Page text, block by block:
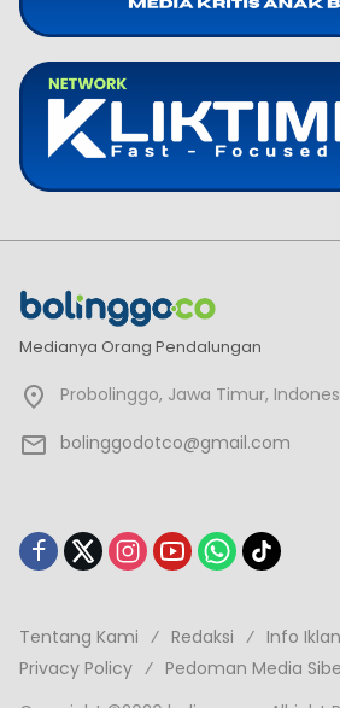
Medianya Orang Pendalungan
Probolinggo, Jawa Timur,
bolinggodotco@gmail.com
Tentang Kami Redaksi Info Iklan
Privacy Policy
Pedoman Media